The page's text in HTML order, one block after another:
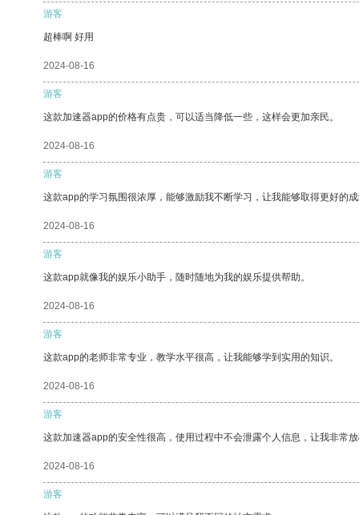
游客
超棒啊 好用
2024-08-16
游客
这款加速器app的价格有点贵，可以适当降低一些，这样会更加亲民。
2024-08-16
游客
这款app的学习氛围很浓厚，能够激励我不断学习，让我能够取得更好的
2024-08-16
游客
这款app就像我的娱乐小助手，随时随地为我的娱乐提供帮助。
2024-08-16
游客
这款app的老师非常专业，教学水平很高，让我能够学到实用的知识。
2024-08-16
游客
这款加速器app的安全性很高，使用过程中不会泄露个人信息，让我非常
2024-08-16
游客